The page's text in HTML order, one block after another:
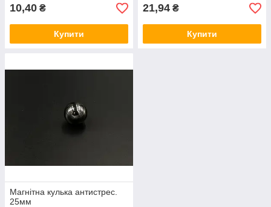
10,40 ₴
Купити
21,94 ₴
Купити
Магнітна кулька антистрес.
25мм